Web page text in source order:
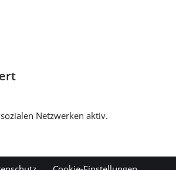
Netzwerken aktiv.